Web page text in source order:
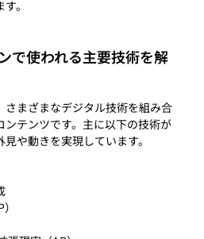
で使われる主要技術を解
さまざまなデジタル技術を組み合
ンテンツです。主に以下の技術が